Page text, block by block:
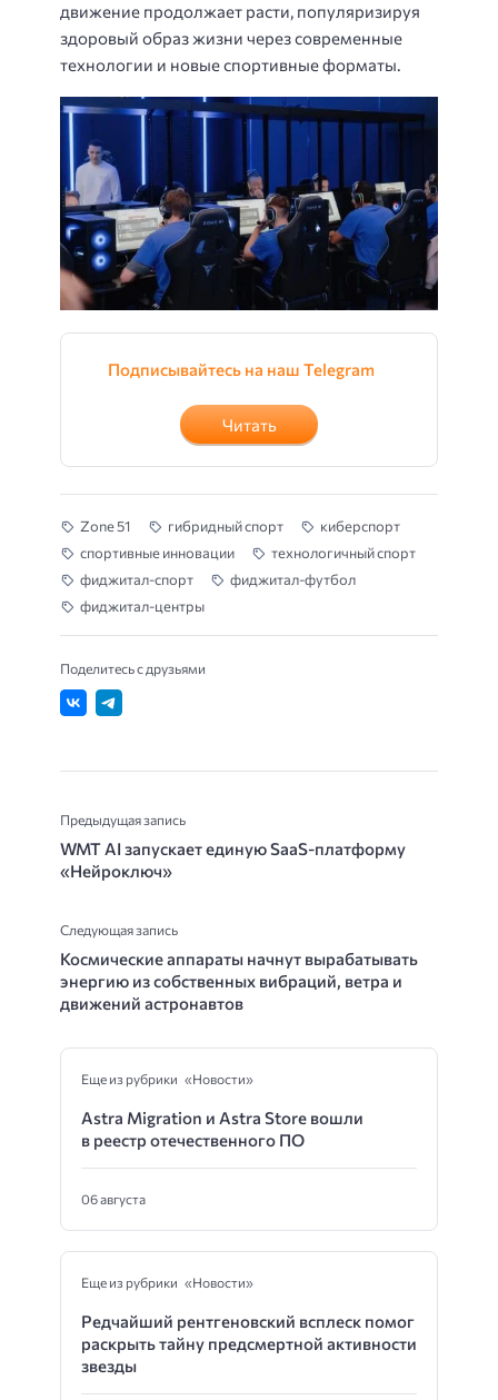
движение продолжает расти, популяризируя
здоровый образ жизни через современные
технологии и новые спортивные форматы.
Подписывайтесь на наш Telegram
Читать
Zone 51 гибридный спорт
киберспорт
спортивные инновации
технологичный спорт
фиджитал-спорт
фиджитал-футбол
фиджитал-центры
Поделитесь с друзьями
Предыдущая запись
WMT AI запускает единую SaaS-платформу
«Нейроключ»
Следующая запись
Космические аппараты начнут вырабатывать
энергию из собственных вибраций, ветра и
движений астронавтов
Еще из рубрики «Новости»
Astra Migration и Astra Store вошли
в реестр отечественного ПО
06 августа
Еще из рубрики «Новости»
Редчайший рентгеновский всплеск помог
раскрыть тайну предсмертной активности
звезды